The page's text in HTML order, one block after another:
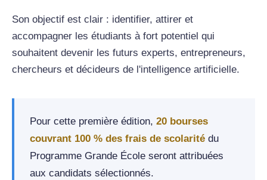
Son objectif est clair : identifier, attirer et
accompagner les étudiants à fort potentiel qui
souhaitent devenir les futurs experts, entrepreneurs,
chercheurs et décideurs de l'intelligence artificielle.
Pour cette première édition, 20 bourses
couvrant 100 % des frais de scolarité du
Programme Grande École seront attribuées
aux candidats sélectionnés.